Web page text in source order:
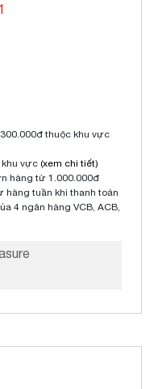
thuộc khu vực
vực (xem chi tiết)
hàng từ 1.000.000đ
hàng tuần khi thanh toán
4 ngân hàng VCB, ACB,